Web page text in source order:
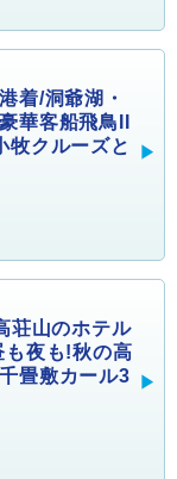
着/洞爺湖・
華客船飛鳥II
牧クルーズと
荘山のホテル
も夜も!秋の高
畳敷カール3